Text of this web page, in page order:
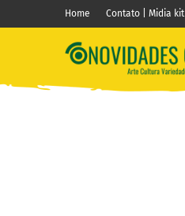
Home Contato | Midia kit